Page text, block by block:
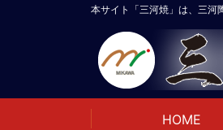
本サイト「三河焼」は、三河
HOME